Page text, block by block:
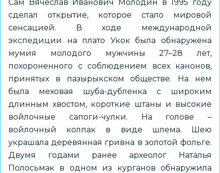
Сам Вячеслав Иванович Молодин в 1995 году
сделал открытие, которое стало мировой
сенсацией. В ходе международной
экспедиции на плато Укок была обнаружена
мумия молодого мужчины 27–28 лет,
похороненного с соблюдением всех канонов,
принятых в пазырыкском обществе. На нем
была меховая шуба-дубленка с широким
длинным хвостом, короткие штаны и высокие
войлочные сапоги-чулки. На голове –
войлочный колпак в виде шлема. Шею
украшала деревянная гривна в золотой фольге.
Двумя годами ранее археолог Наталья
Полосьмак в одном из курганов обнаружила